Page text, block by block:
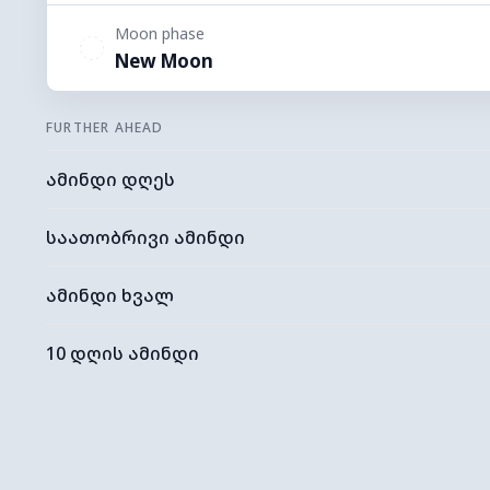
Moon phase
New Moon
FURTHER AHEAD
ამინდი დღეს
საათობრივი ამინდი
ამინდი ხვალ
10 დღის ამინდი